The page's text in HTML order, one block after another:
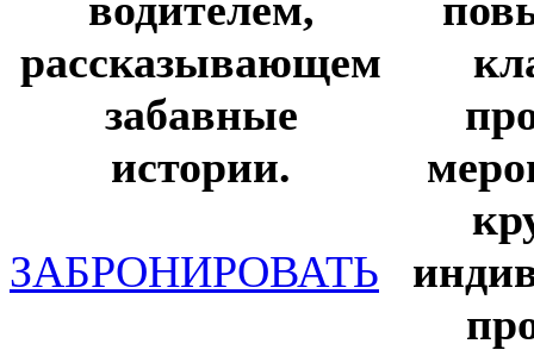
водителем,
рассказывающем
забавные
истории.
ЗАБРОНИРОВАТЬ